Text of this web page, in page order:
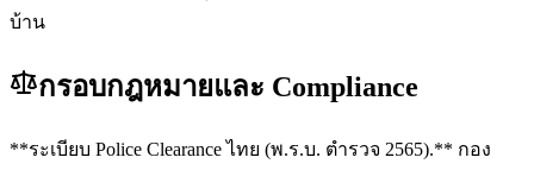
บ้าน
กรอบกฎหมายและ Compliance
**ระเบียบ Police Clearance ไทย (พ.ร.บ. ตำรวจ 2565).** กอง